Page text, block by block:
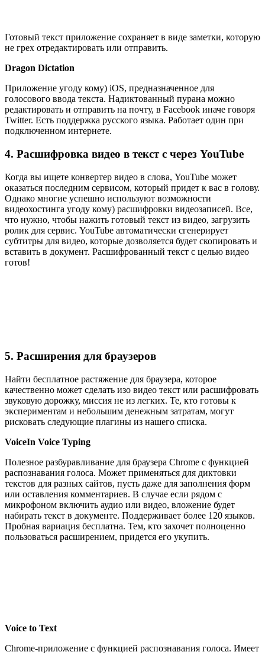
Готовый текст приложение сохраняет в виде заметки, которую
не грех отредактировать или отправить.
Dragon Dictation
Приложение угоду кому) iOS, предназначенное для
голосового ввода текста. Надиктованный пурана можно
редактировать и отправить на почту, в Facebook иначе говоря
Twitter. Есть поддержка русского языка. Работает один при
подключенном интернете.
4. Расшифровка видео в текст с через YouTube
Когда вы ищете конвертер видео в слова, YouTube может
оказаться последним сервисом, который придет к вас в голову.
Однако многие успешно используют возможности
видеохостинга угоду кому) расшифровки видеозаписей. Все,
что нужно, чтобы нажить готовый текст из видео, загрузить
ролик для сервис. YouTube автоматически сгенерирует
субтитры для видео, которые дозволяется будет скопировать и
вставить в документ. Расшифрованный текст с целью видео
готов!
5. Расширения для браузеров
Найти бесплатное растяжение для браузера, которое
качественно может сделать изо видео текст или расшифровать
звуковую дорожку, миссия не из легких. Те, кто готовы к
экспериментам и небольшим денежным затратам, могут
рисковать следующие плагины из нашего списка.
VoiceIn Voice Typing
Полезное разбуравливание для браузера Chrome с функцией
распознавания голоса. Может применяться для диктовки
текстов для разных сайтов, пусть даже для заполнения форм
или оставления комментариев. В случае если рядом с
микрофоном включить аудио или видео, вложение будет
набирать текст в документе. Поддерживает более 120 языков.
Пробная вариация бесплатна. Тем, кто захочет полноценно
пользоваться расширением, придется его укупить.
Voice to Text
Chrome-приложение с функцией распознавания голоса. Имеет